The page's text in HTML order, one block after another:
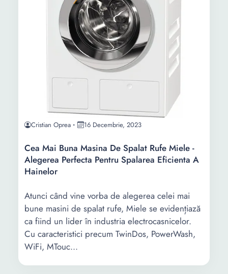
Cristian Oprea 16 Decembrie, 2023
Cea Mai Buna Masina De Spalat Rufe Miele -
Alegerea Perfecta Pentru Spalarea Eficienta A
Hainelor
Atunci când vine vorba de alegerea celei mai
bune masini de spalat rufe, Miele se evidențiază
ca fiind un lider în industria electrocasnicelor.
Cu caracteristici precum TwinDos, PowerWash,
WiFi, MTouc...